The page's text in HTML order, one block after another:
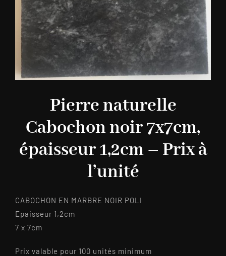
Pierre naturelle
Cabochon noir 7x7cm,
épaisseur 1,2cm – Prix à
l’unité
CABOCHON EN MARBRE NOIR POLI
Epaisseur 1,2cm
7 x 7cm
Prix valable pour 100 unités minimum